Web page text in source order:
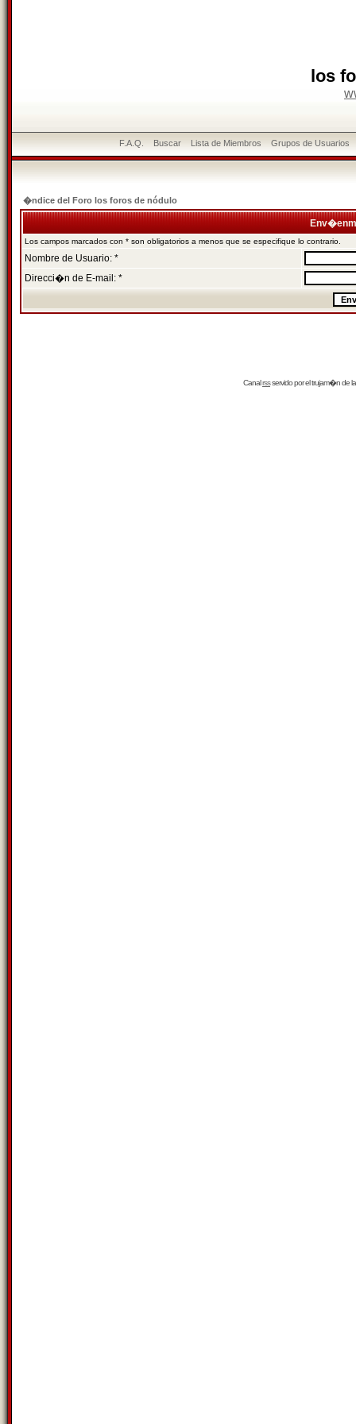
los
F.A.Q. Buscar Lista de Miembros Grupos de Usuarios
�ndice del Foro los foros de nódulo
Los campos marcados con * son obligatorios a menos que se especifique lo contrario.
Nombre de Usuario: *
Direcci�n de E-mail: *
Canalrssservido por eltrujam�nde